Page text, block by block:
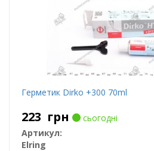
Герметик Dirko +300 70ml
223 грн
сьогодні
Артикул:
Elring